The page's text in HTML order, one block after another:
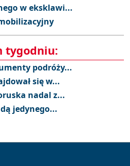
w eksklawi...
tygodniu:
podróży...
się w...
nadal z...
jedynego...